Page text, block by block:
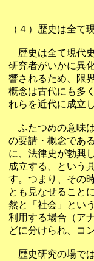
（４）歴史は全て
歴史は全て現代
研究者がいかに異
響されるため、限
概念は古代にも多
れらを近代に成立
ふたつめの意味
の要請・概念であ
に、法律史が勃興
成立する、という
す。つまり、その
とも見なせること
然と「社会」とい
利用する場合（ア
どに分けられ、コ
歴史研究の場で